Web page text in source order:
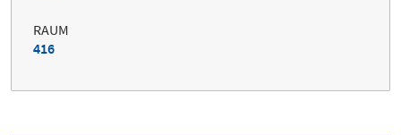
RAUM
416